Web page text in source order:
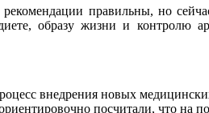
правильны, но
образу жизни и контролю
внедрения новых
посчитали, что на